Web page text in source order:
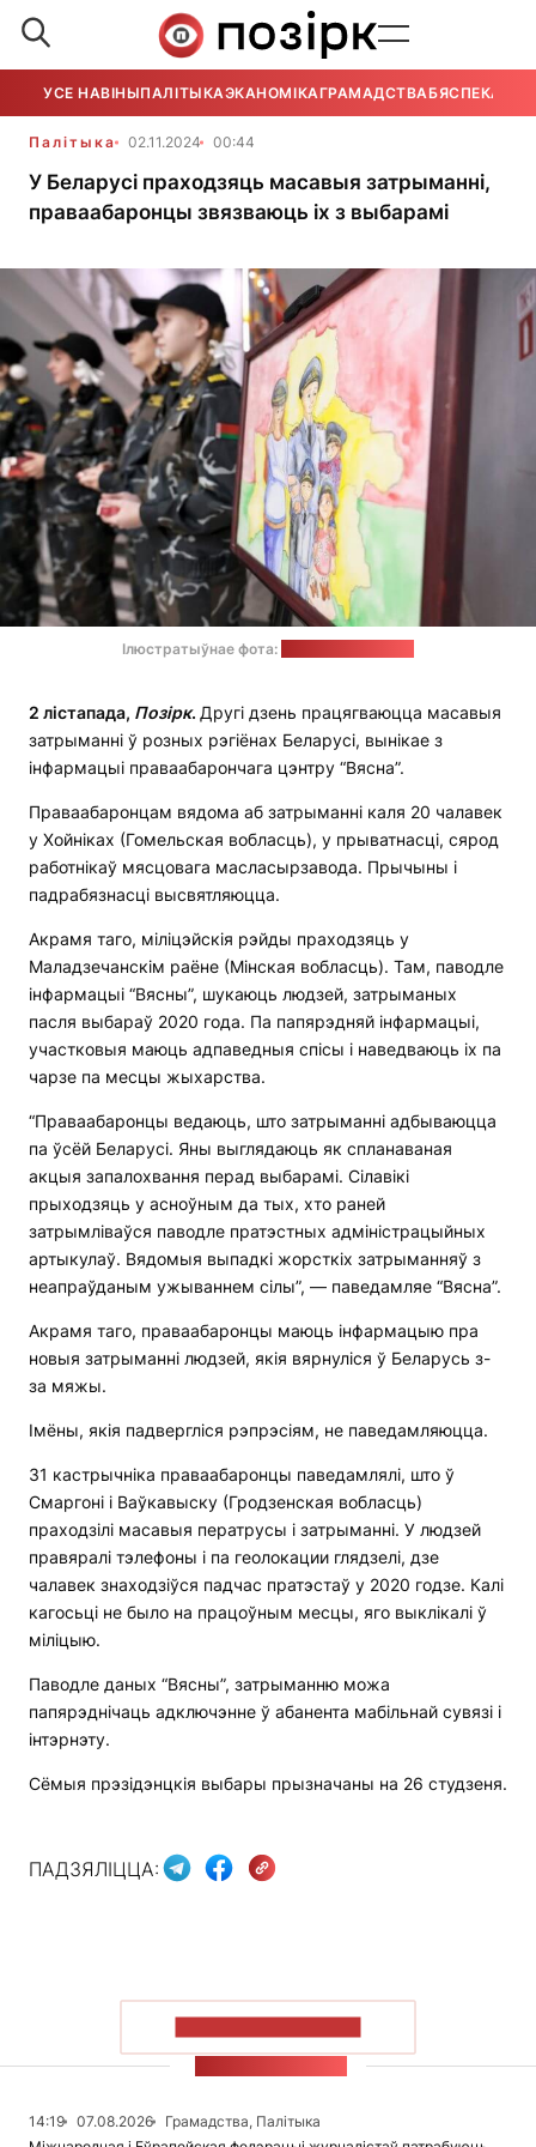
УСЕ НАВІНЫПАЛІТЫКАЭКАНОМІКАГРАМАДСТВАБЯСПЕКА
Палітыка 02.11.2024 00:44
У Беларусі праходзяць масавыя затрыманні,
праваабаронцы звязваюць іх з выбарамі
Ілюстратыўнае фота:
2 лістапада, Позірк. Другі дзень працягваюцца масавыя
затрыманні ў розных рэгіёнах Беларусі, вынікае з
інфармацыі праваабарончага цэнтру “Вясна”.
Праваабаронцам вядома аб затрыманні каля 20 чалавек
у Хойніках (Гомельская вобласць), у прыватнасці, сярод
работнікаў мясцовага масласырзавода. Прычыны і
падрабязнасці высвятляюцца.
Акрамя таго, міліцэйскія рэйды праходзяць у
Маладзечанскім раёне (Мінская вобласць). Там, паводле
інфармацыі “Вясны”, шукаюць людзей, затрыманых
пасля выбараў 2020 года. Па папярэдняй інфармацыі,
участковыя маюць адпаведныя спісы і наведваюць іх па
чарзе па месцы жыхарства.
“Праваабаронцы ведаюць, што затрыманні адбываюцца
па ўсёй Беларусі. Яны выглядаюць як спланаваная
акцыя запалохвання перад выбарамі. Сілавікі
прыходзяць у асноўным да тых, хто раней
затрымліваўся паводле пратэстных адміністрацыйных
артыкулаў. Вядомыя выпадкі жорсткіх затрыманняў з
неапраўданым ужываннем сілы”, — паведамляе “Вясна”.
Акрамя таго, праваабаронцы маюць інфармацыю пра
новыя затрыманні людзей, якія вярнуліся ў Беларусь з-
за мяжы.
Імёны, якія падвергліся рэпрэсіям, не паведамляюцца.
31 кастрычніка праваабаронцы паведамлялі, што ў
Смаргоні і Ваўкавыску (Гродзенская вобласць)
праходзілі масавыя ператрусы і затрыманні. У людзей
правяралі тэлефоны і па геолокации глядзелі, дзе
чалавек знаходзіўся падчас пратэстаў у 2020 годзе. Калі
кагосьці не было на працоўным месцы, яго выклікалі ў
міліцыю.
Паводле даных “Вясны”, затрыманню можа
папярэднічаць адключэнне ў абанента мабільнай сувязі і
інтэрнэту.
Сёмыя прэзідэнцкія выбары прызначаны на 26 студзеня.
ПАДЗЯЛІЦЦА:
14:19 07.08.2026
Грамадства, Палітыка